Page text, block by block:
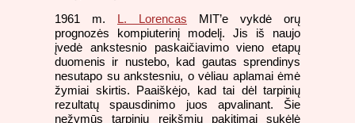
1961 m. L. Lorencas MIT’e vykdė orų
prognozės kompiuterinį modelį. Jis iš naujo
įvedė ankstesnio paskaičiavimo vieno etapų
duomenis ir nustebo, kad gautas sprendinys
nesutapo su ankstesniu, o vėliau aplamai ėmė
žymiai skirtis. Paaiškėjo, kad tai dėl tarpinių
rezultatų spausdinimo juos apvalinant. Šie
nežymūs tarpinių reikšmių pakitimai sukėlė